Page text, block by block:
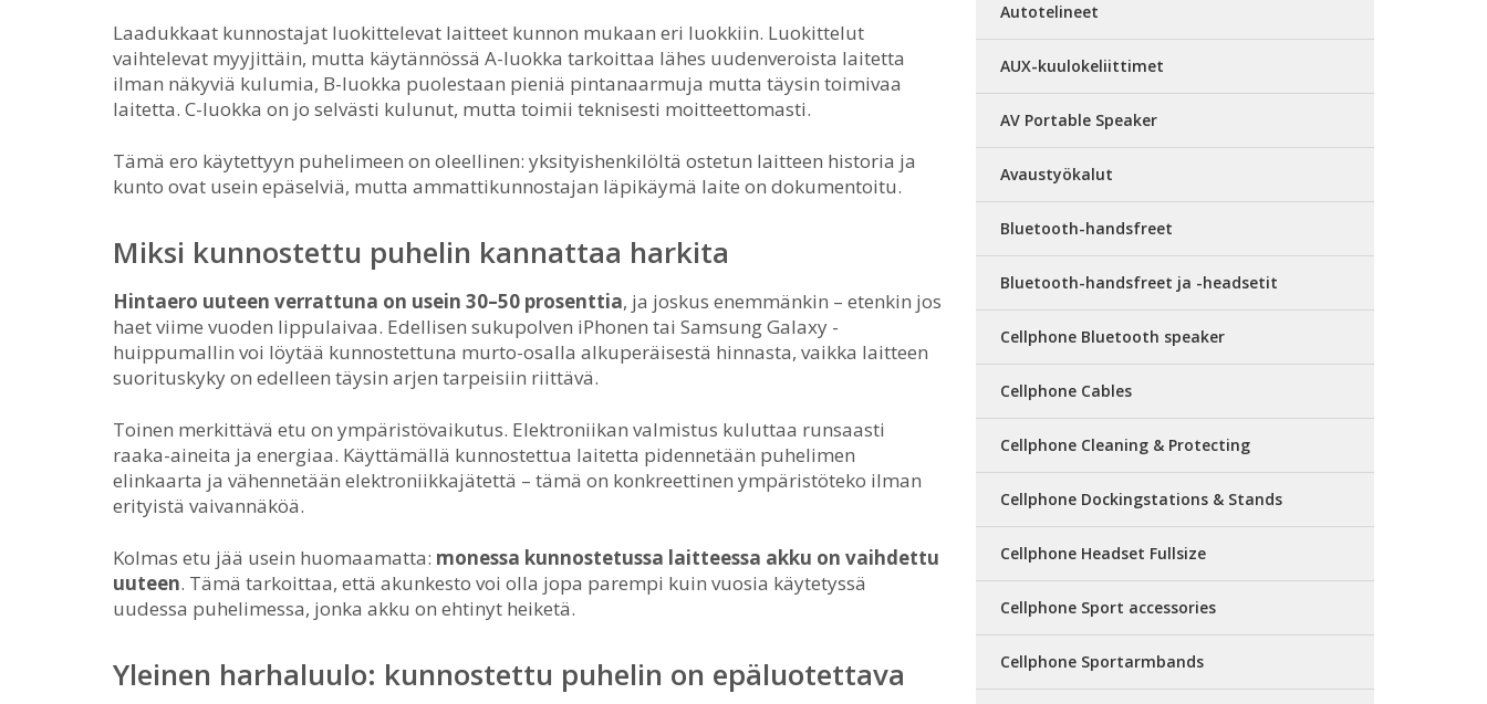
Laadukkaat kunnostajat luokittelevat laitteet kunnon mukaan eri luokkiin. Luokittelut
vaihtelevat myyjittäin, mutta käytännössä A-luokka tarkoittaa lähes uudenveroista laitetta
ilman näkyviä kulumia, B-luokka puolestaan pieniä pintanaarmuja mutta täysin toimivaa
laitetta. C-luokka on jo selvästi kulunut, mutta toimii teknisesti moitteettomasti.
Tämä ero käytettyyn puhelimeen on oleellinen: yksityishenkilöltä ostetun laitteen historia ja
kunto ovat usein epäselviä, mutta ammattikunnostajan läpikäymä laite on dokumentoitu.
Miksi kunnostettu puhelin kannattaa harkita
Hintaero uuteen verrattuna on usein 30–50 prosenttia, ja joskus enemmänkin – etenkin jos
haet viime vuoden lippulaivaa. Edellisen sukupolven iPhonen tai Samsung Galaxy -
huippumallin voi löytää kunnostettuna murto-osalla alkuperäisestä hinnasta, vaikka laitteen
suorituskyky on edelleen täysin arjen tarpeisiin riittävä.
Toinen merkittävä etu on ympäristövaikutus. Elektroniikan valmistus kuluttaa runsaasti
raaka-aineita ja energiaa. Käyttämällä kunnostettua laitetta pidennetään puhelimen
elinkaarta ja vähennetään elektroniikkajätettä – tämä on konkreettinen ympäristöteko ilman
erityistä vaivannäköä.
Kolmas etu jää usein huomaamatta: monessa kunnostetussa laitteessa akku on vaihdettu
uuteen. Tämä tarkoittaa, että akunkesto voi olla jopa parempi kuin vuosia käytetyssä
uudessa puhelimessa, jonka akku on ehtinyt heiketä.
Yleinen harhaluulo: kunnostettu puhelin on epäluotettava
Autotelineet
AUX-kuulokeliittimet
AV Portable Speaker
Avaustyökalut
Bluetooth-handsfreet
Bluetooth-handsfreet ja -headsetit
Cellphone Bluetooth speaker
Cellphone Cables
Cellphone Cleaning & Protecting
Cellphone Dockingstations & Stands
Cellphone Headset Fullsize
Cellphone Sport accessories
Cellphone Sportarmbands